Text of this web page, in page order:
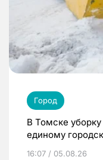
Город
В Томске уборку
единому
16:07 / 05.08.26